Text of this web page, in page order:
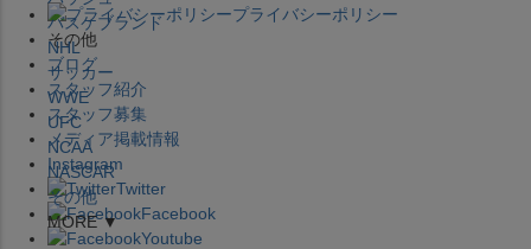
プライバシーポリシー
その他
ブログ
スタッフ紹介
スタッフ募集
メディア掲載情報
Instagram
Twitter
Facebook
Youtube
バスケブランド
NHL
サッカー
WWE
UFC
NCAA
NASCAR
その他
MORE ▼